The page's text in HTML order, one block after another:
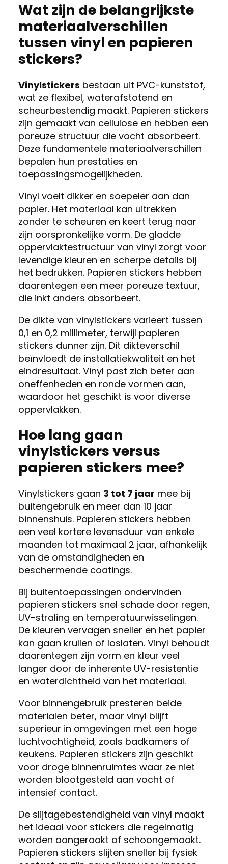
Wat zijn de belangrijkste
materiaalverschillen
tussen vinyl en papieren
stickers?
Vinylstickers bestaan uit PVC-kunststof,
wat ze flexibel, waterafstotend en
scheurbestendig maakt. Papieren stickers
zijn gemaakt van cellulose en hebben een
poreuze structuur die vocht absorbeert.
Deze fundamentele materiaalverschillen
bepalen hun prestaties en
toepassingsmogelijkheden.
Vinyl voelt dikker en soepeler aan dan
papier. Het materiaal kan uitrekken
zonder te scheuren en keert terug naar
zijn oorspronkelijke vorm. De gladde
oppervlaktestructuur van vinyl zorgt voor
levendige kleuren en scherpe details bij
het bedrukken. Papieren stickers hebben
daarentegen een meer poreuze textuur,
die inkt anders absorbeert.
De dikte van vinylstickers varieert tussen
0,1 en 0,2 millimeter, terwijl papieren
stickers dunner zijn. Dit dikteverschil
beïnvloedt de installatiekwaliteit en het
eindresultaat. Vinyl past zich beter aan
oneffenheden en ronde vormen aan,
waardoor het geschikt is voor diverse
oppervlakken.
Hoe lang gaan
vinylstickers versus
papieren stickers mee?
Vinylstickers gaan 3 tot 7 jaar mee bij
buitengebruik en meer dan 10 jaar
binnenshuis. Papieren stickers hebben
een veel kortere levensduur van enkele
maanden tot maximaal 2 jaar, afhankelijk
van de omstandigheden en
beschermende coatings.
Bij buitentoepassingen ondervinden
papieren stickers snel schade door regen,
UV-straling en temperatuurwisselingen.
De kleuren vervagen sneller en het papier
kan gaan krullen of loslaten. Vinyl behoudt
daarentegen zijn vorm en kleur veel
langer door de inherente UV-resistentie
en waterdichtheid van het materiaal.
Voor binnengebruik presteren beide
materialen beter, maar vinyl blijft
superieur in omgevingen met een hoge
luchtvochtigheid, zoals badkamers of
keukens. Papieren stickers zijn geschikt
voor droge binnenruimtes waar ze niet
worden blootgesteld aan vocht of
intensief contact.
De slijtagebestendigheid van vinyl maakt
het ideaal voor stickers die regelmatig
worden aangeraakt of schoongemaakt.
Papieren stickers slijten sneller bij fysiek